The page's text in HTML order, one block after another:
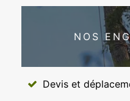
NOS
Devis et